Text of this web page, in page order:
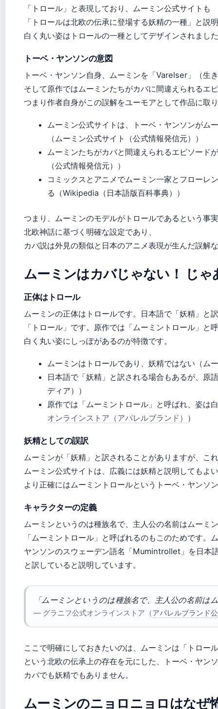
「トロール」と表現しており、ムーミン公式サイトも
「トロールは北欧の伝承に登場する妖精の一種」と説
白く丸い姿はトロールの一種としてデザインされまし
トーベ・ヤンソンの意図
トーベ・ヤンソン自身、ムーミンを「Varelser」（生
そして原作ではムーミンたちがカバに間違えられるエ
つまり作者自身がこの誤解をユーモアとして作品に取
ムーミン公式サイトは、トーベ・ヤンソンがム
（ムーミン公式サイト（公式情報発信元））
ムーミンたちがカバと間違えられるエピソード
（公式情報発信元））
コミックスとアニメでムーミン一家とフローレ
る（Wikipedia（日本語版百科事典））
つまり、ムーミンのモデルがトロールであるという事
北欧神話に基づく明確な設定であり、
カバ説は外見の類似と日本のアニメ表現が生んだ誤解
ムーミンはカバじゃない！ じゃ
正体はトロール
ムーミンの正体はトロールです。日本語で「妖精」と
「トロール」です。原作では「ムーミントロール」と
白く丸い姿にしっぽがあるのが特徴です。
ムーミンはトロールであり、妖精ではない（ム
日本語で「妖精」と訳される場合もあるが、原
ディア））
原作では「ムーミントロール」と呼ばれ、姿は
オンラインストア（アパレルブランド） ）
妖精としての誤訳
ムーミンが「妖精」と訳されることがありますが、こ
ムーミン公式サイトは、広義には妖精と説明してもよ
より正確にはムーミントロールというトーベ・ヤンソ
キャラクターの定義
ムーミンというのは種族名で、主人公の名前はムーミ
「ムーミントロール」と呼ばれるのもこのためです。
ヤンソンのスウェーデン語名「Mumintrollet」を日本
と訳していると説明しています。
「ムーミンというのは種族名で、主人公の名前は
— グラニフ公式オンラインストア（アパレルブランド
ここで明確にしておきたいのは、ムーミンは「トロー
という北欧の伝承上の存在を元にした、トーベ・ヤン
カバでも妖精でもありません。
ムーミンのニョロニョロはなぜ